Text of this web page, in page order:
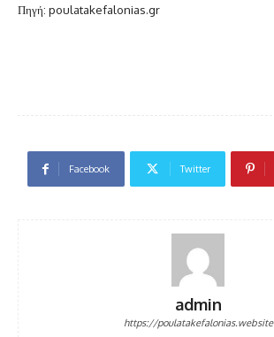
Πηγή: poulatakefalonias.gr
Facebook Twitter
admin
https://poulatakefalonias.website